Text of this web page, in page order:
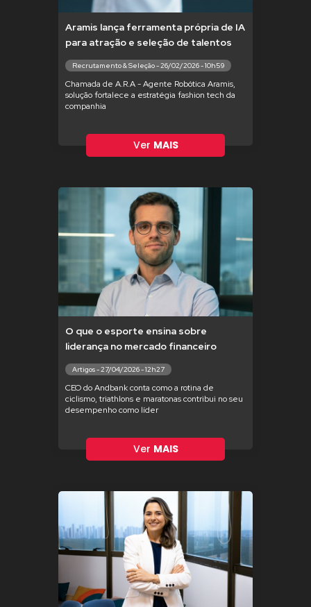
Aramis lança ferramenta própria de IA
para atração e seleção de talentos
Recrutamento & Seleção - 26/02/2026 - 10h59
Chamada de A.R.A - Agente Robótica Aramis,
solução fortalece a estratégia fashion tech da
companhia
Ver MAIS
O que o esporte ensina sobre
liderança no mercado financeiro
Artigos - 27/04/2026 - 12h27
CEO do Andbank conta como a rotina de
ciclismo, triathlons e maratonas contribui no seu
desempenho como líder
Ver MAIS